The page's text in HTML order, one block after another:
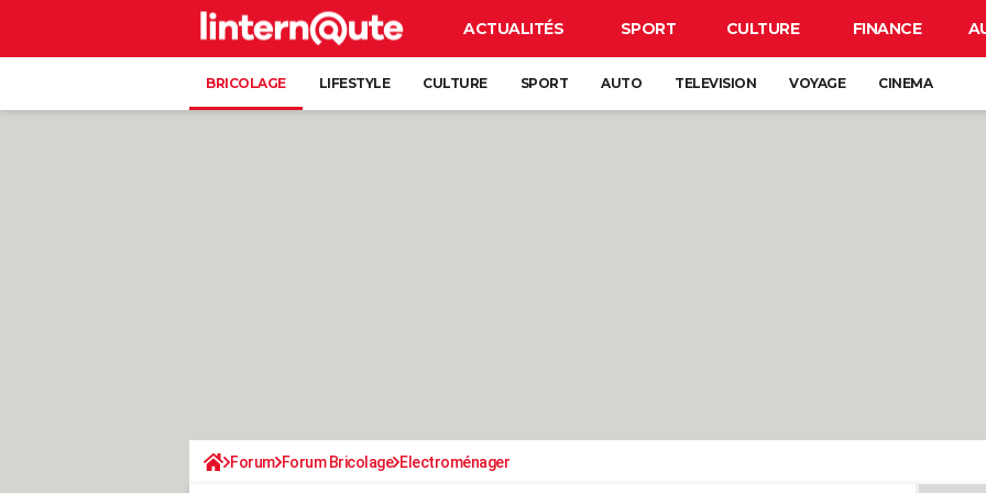
ACTUALITÉS SPORT CULTURE FINANCE
BRICOLAGE LIFESTYLE CULTURE SPORT AUTO TELEVISION VOYAGE CINEMA
Forum Forum Bricolage Electroménager